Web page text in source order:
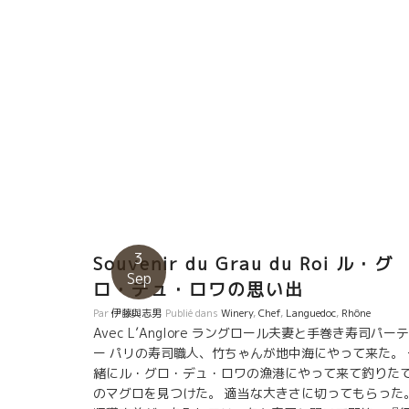
3
Sep
Souvenir du Grau du Roi ル・グ
ロ・デュ・ロワの思い出
Par伊藤與志男 Publié dans Winery,Chef, Languedoc, Rhône
Avec L’Anglore ラングロール夫妻と手巻き寿司パー
ー パリの寿司職人、竹ちゃんが地中海にやって来た。
緒にル・グロ・デュ・ロワの漁港にやって来て釣りた
のマグロを見つけた。 適当な大きさに切ってもらった。